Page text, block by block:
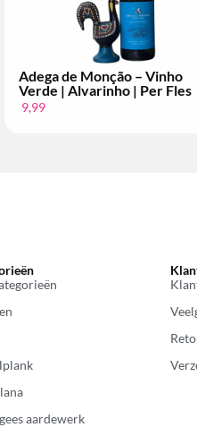
Bacalhôa – Moscatel
Setúbal | 10 anos |
aardewerk